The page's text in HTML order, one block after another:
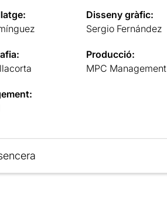
Disseny gràfic:
Sergio Fernández
Producció:
MPC Management